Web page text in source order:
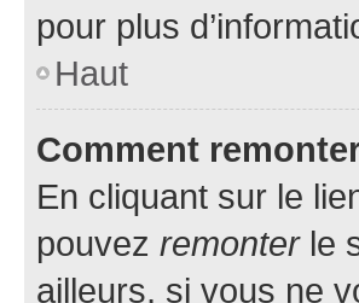
pour plus
Haut
Comment
En cliquant sur le
pouvez remonterle
ailleurs, si vous ne